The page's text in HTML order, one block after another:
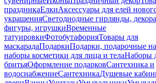
праздникаЕлкиАксессуары для елей
украшенияСветодиодные гирлянды,
фигуры, игрушкиВременные
татуировкиФотобутафорияТовары для
маскарадаПодаркиПодарки, подарочные
наборы косметики для лица и телаНаборы
бритьяОформление подарковСантехника и
водоснабжениеСантехникаДушевые